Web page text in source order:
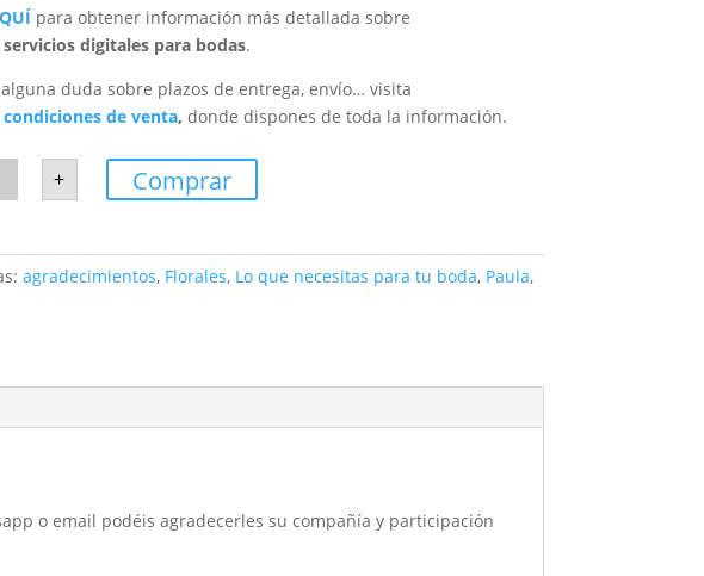
para obtener información más detallada sobre
servicios digitales para bodas.
duda sobre plazos de entrega, envío… visita
condiciones de venta, donde dispones de toda la información.
+ Comprar
agradecimientos, Florales, Lo que necesitas para tu boda, Paula,
o email podéis agradecerles su compañía y participación